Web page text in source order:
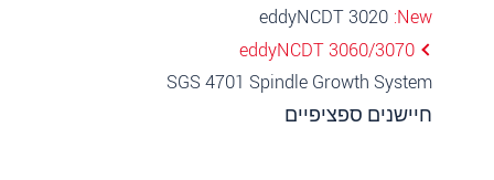
New
eddyNCDT 3020
eddyNCDT 3060/3070
SGS 4701 Spindle Growth System
חיישנים ספציפיים